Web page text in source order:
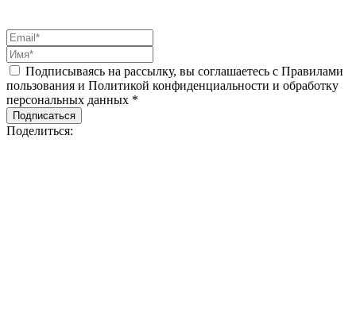
Подписываясь на рассылку, вы соглашаетесь с Правилами
пользования и Политикой конфиденциальности и обработку
персональных данных *
Подписаться
Поделиться: